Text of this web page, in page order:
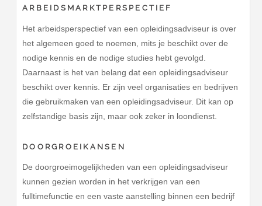
ARBEIDSMARKTPERSPECTIEF
Het arbeidsperspectief van een opleidingsadviseur is over
het algemeen goed te noemen, mits je beschikt over de
nodige kennis en de nodige studies hebt gevolgd.
Daarnaast is het van belang dat een opleidingsadviseur
beschikt over kennis. Er zijn veel organisaties en bedrijven
die gebruikmaken van een opleidingsadviseur. Dit kan op
zelfstandige basis zijn, maar ook zeker in loondienst.
DOORGROEIKANSEN
De doorgroeimogelijkheden van een opleidingsadviseur
kunnen gezien worden in het verkrijgen van een
fulltimefunctie en een vaste aanstelling binnen een bedrijf